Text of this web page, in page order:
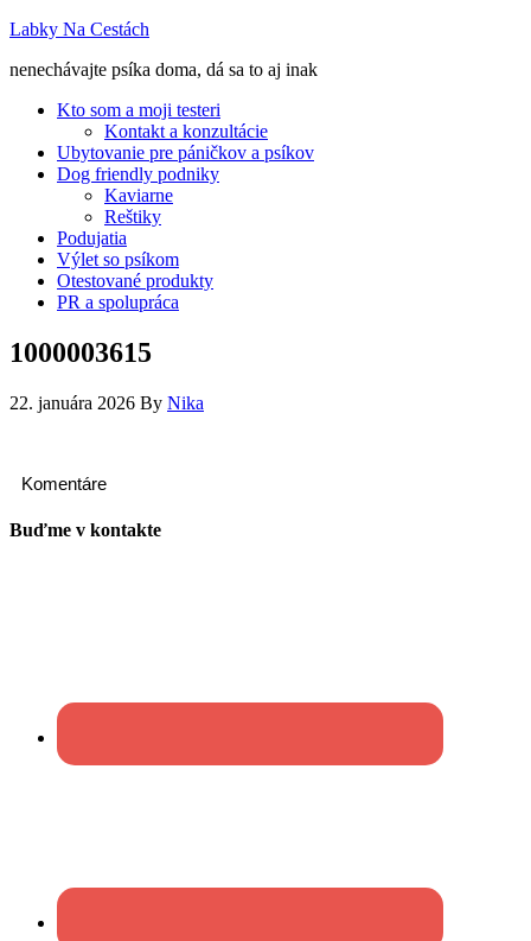
Labky Na Cestách
nenechávajte psíka doma, dá sa to aj inak
Kto som a moji testeri
Kontakt a konzultácie
Ubytovanie pre páničkov a psíkov
Dog friendly podniky
Kaviarne
Reštiky
Podujatia
Výlet so psíkom
Otestované produkty
PR a spolupráca
1000003615
22. januára 2026 By Nika
Komentáre
Buďme v kontakte